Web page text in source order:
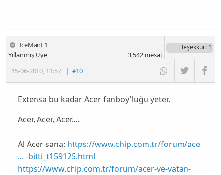
IceManF1
15-06-2010, 11:57 |#10
Yıllanmış Üye
Teşekkür: 1
3,542mesaj
Extensa bu kadar Acer fanboy'luğu yeter.
Acer, Acer, Acer....
Al Acer sana: https://www.chip.com.tr/forum/ace
... -bitti_t159125.html
https://www.chip.com.tr/forum/acer-ve-vatan-